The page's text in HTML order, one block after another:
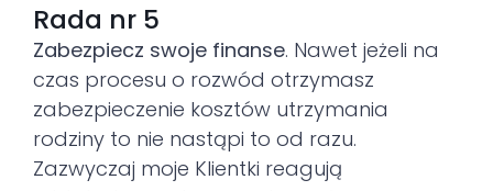
Rada nr 5
Zabezpiecz swoje finanse. Nawet jeżeli na
czas procesu o rozwód otrzymasz
zabezpieczenie kosztów utrzymania
rodziny to nie nastąpi to od razu.
Zazwyczaj moje Klientki reagują